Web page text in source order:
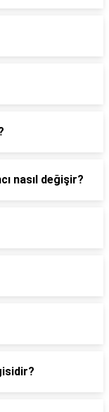
nasıl değişir?